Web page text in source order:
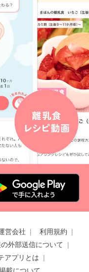
営会社
利用規約
外部送信について
アプリとは